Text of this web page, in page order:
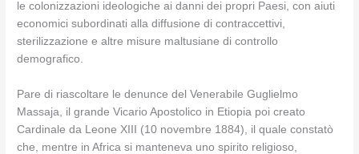
le colonizzazioni ideologiche ai danni dei propri Paesi, con aiuti
economici subordinati alla diffusione di contraccettivi,
sterilizzazione e altre misure maltusiane di controllo
demografico.
Pare di riascoltare le denunce del Venerabile Guglielmo
Massaja, il grande Vicario Apostolico in Etiopia poi creato
Cardinale da Leone XIII (10 novembre 1884), il quale constatò
che, mentre in Africa si manteneva uno spirito religioso,